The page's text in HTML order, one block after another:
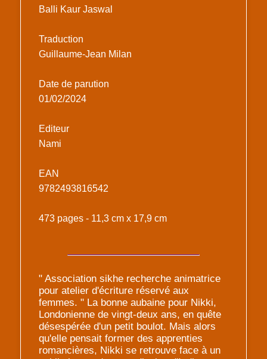
Balli Kaur Jaswal
Traduction
Guillaume-Jean Milan
Date de parution
01/02/2024
Editeur
Nami
EAN
9782493816542
473 pages - 11,3 cm x 17,9 cm
" Association sikhe recherche animatrice
pour atelier d'écriture réservé aux
femmes. " La bonne aubaine pour Nikki,
Londonienne de vingt-deux ans, en quête
désespérée d'un petit boulot. Mais alors
qu'elle pensait former des apprenties
romancières, Nikki se retrouve face à un